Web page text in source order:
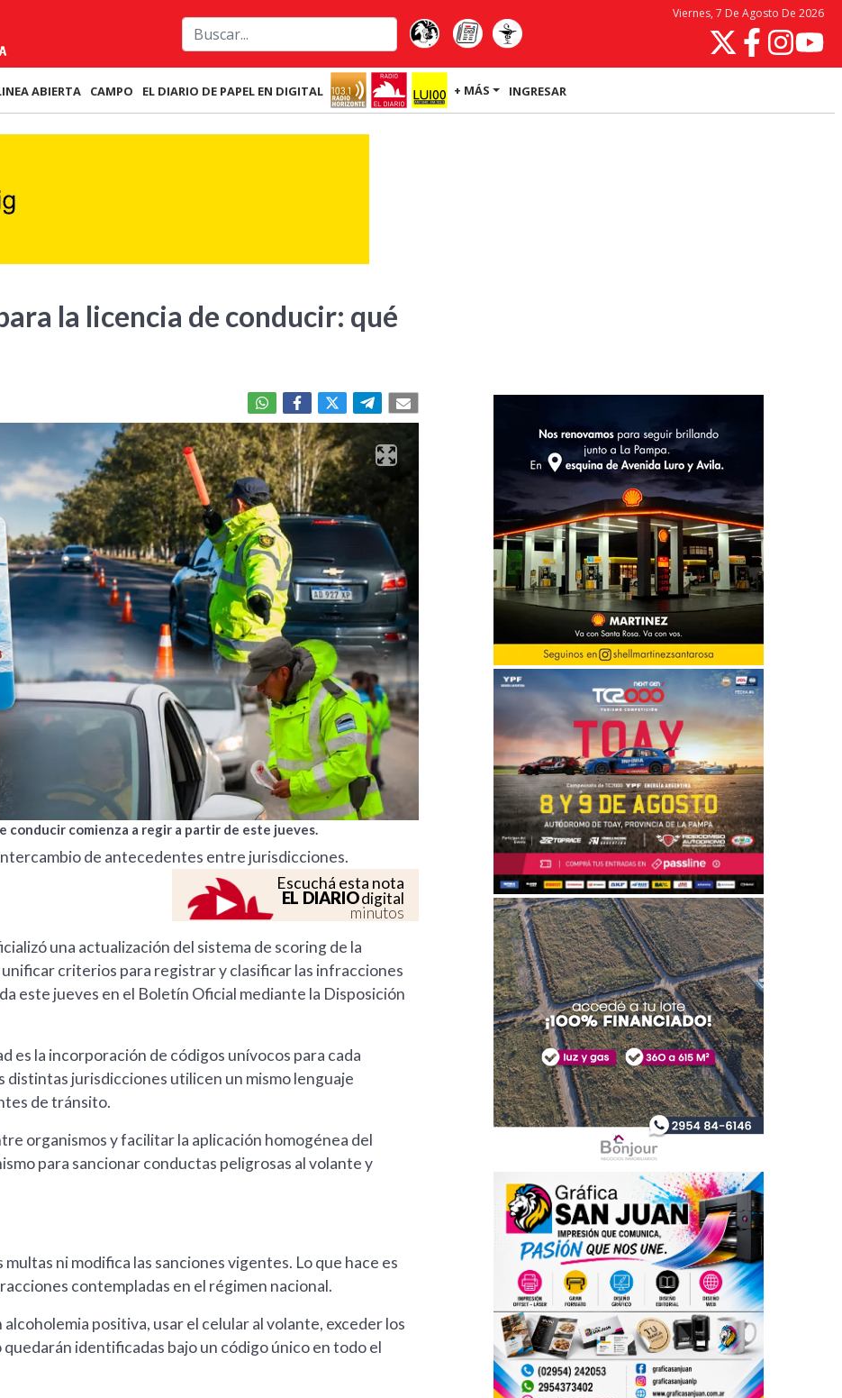
Viernes, 7 De Agosto De 2026
ABIERTA CAMPO EL DIARIO DE PAPEL EN DIGITAL + MÁS INGRESAR
la licencia de conducir: qué
conducir comienza a regir a partir de este jueves.
de antecedentes entre jurisdicciones.
Escuchá esta nota
EL DIARIOdigital
minutos
una actualización del sistema de scoring de la
criterios para registrar y clasificar las infracciones
este jueves en el Boletín Oficial mediante la Disposición
es la incorporación de códigos unívocos para cada
jurisdicciones utilicen un mismo lenguaje
de tránsito.
organismos y facilitar la aplicación homogénea del
para sancionar conductas peligrosas al volante y
ni modifica las sanciones vigentes. Lo que hace es
contempladas en el régimen nacional.
positiva, usar el celular al volante, exceder los
identificadas bajo un código único en todo el